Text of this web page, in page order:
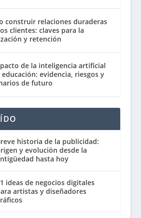
construir relaciones duraderas
clientes: claves para la
y retención
de la inteligencia artificial
educación: evidencia, riesgos y
de futuro
historia de la publicidad:
y evolución desde la
hasta hoy
ideas de negocios digitales
artistas y diseñadores